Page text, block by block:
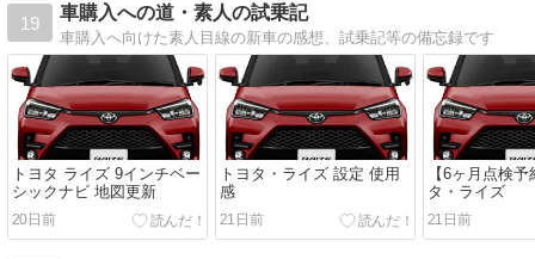
19
車購入への道・素人の試乗記
車購入へ向けた素人目線の新車の感想、試乗記等の備忘録です
トヨタ ライズ 9インチベー
シックナビ 地図更新
20日前
トヨタ・ライズ 設定 使用
感
21日前
【6ヶ月点検
タ・ライズ
21日前